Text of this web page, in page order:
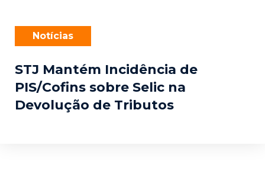
Notícias
STJ Mantém Incidência de
PIS/Cofins sobre Selic na
Devolução de Tributos